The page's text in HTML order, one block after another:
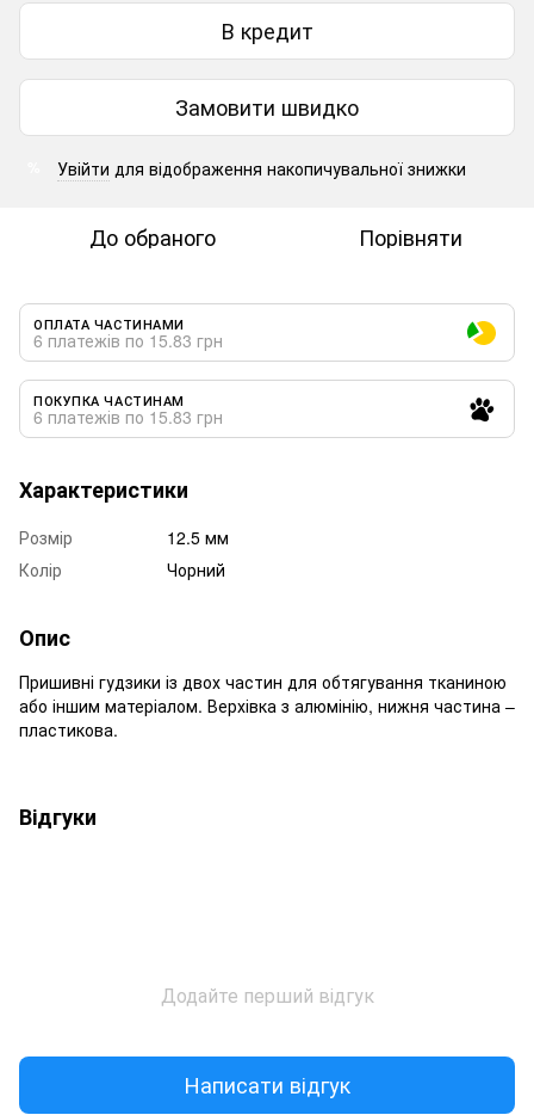
В кредит
Замовити швидко
Увійти для відображення накопичувальної знижки
До обраного Порівняти
ОПЛАТА ЧАСТИНАМИ
6 платежів по 15.83 грн
ПОКУПКА ЧАСТИНАМ
6 платежів по 15.83 грн
Характеристики
Розмір
12.5 мм
Колір
Чорний
Опис
Пришивні гудзики із двох частин для обтягування тканиною
або іншим матеріалом. Верхівка з алюмінію, нижня частина –
пластикова.
Відгуки
Додайте перший відгук
Написати відгук